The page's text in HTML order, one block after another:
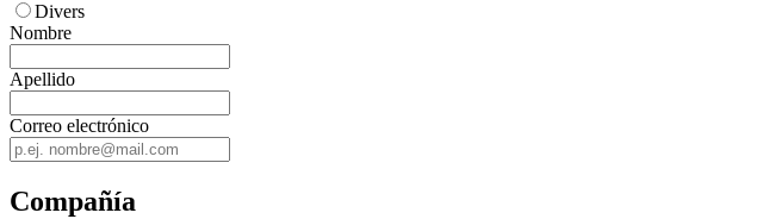
Divers
Nombre
Apellido
Correo electrónico
Compañía